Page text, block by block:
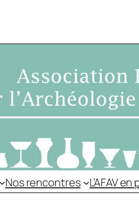
Nos rencontres L’AFAV